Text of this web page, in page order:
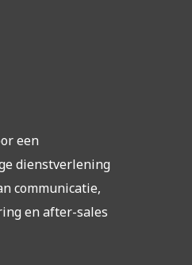
een
dienstverlening
communicatie,
en after-sales